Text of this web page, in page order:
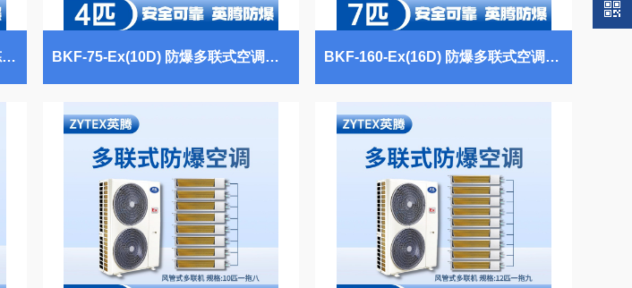
8匹-48匹 防爆多联式空调 化工冶炼车间使用 BKF-75-Ex(10D) 防爆多联式空调风管式一拖三 垃圾处理厂使用 BKF-160-Ex(16D) 防爆多联式空调天花式一拖三 酒精库使用